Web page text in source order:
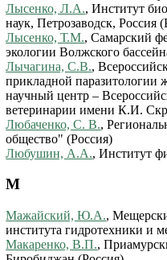
Лысенко, Л.А., Институт
наук, Петрозаводск, Россия
Лысенко, Т.М., Самарский
экологии Волжского
Лычагина, С.В.,
прикладной
научный центр –
ветеринарии имени К.И.
Любаченко, С. В.,
общество" (Россия)
Любушин, А.А., Институт
М
Мажайский, Ю.А.,
института гидротехники и
Макаренко, В.П.,